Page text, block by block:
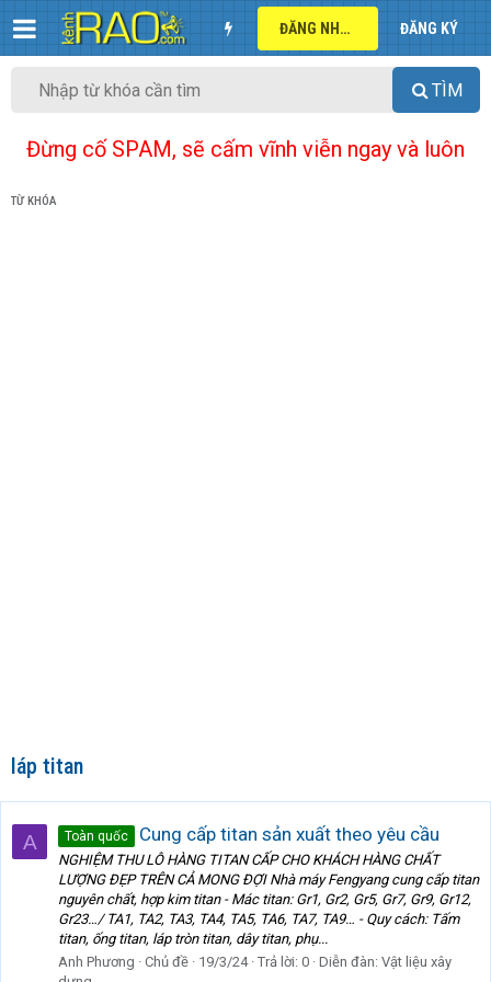
ĐĂNG NHẬP ĐĂNG KÝ
TÌM
Đừng cố SPAM, sẽ cấm vĩnh viễn ngay và luôn
TỪ KHÓA
láp titan
A Toàn quốc Cung cấp titan sản xuất theo yêu cầu
NGHIỆM THU LÔ HÀNG TITAN CẤP CHO KHÁCH HÀNG CHẤT
LƯỢNG ĐẸP TRÊN CẢ MONG ĐỢI Nhà máy Fengyang cung cấp titan
nguyên chất, hợp kim titan - Mác titan: Gr1, Gr2, Gr5, Gr7, Gr9, Gr12,
Gr23…/ TA1, TA2, TA3, TA4, TA5, TA6, TA7, TA9… - Quy cách: Tấm
titan, ống titan, láp tròn titan, dây titan, phụ...
Anh Phương
Chủ đề 19/3/24 Trả lời: 0 Diễn đàn: Vật liệu xây